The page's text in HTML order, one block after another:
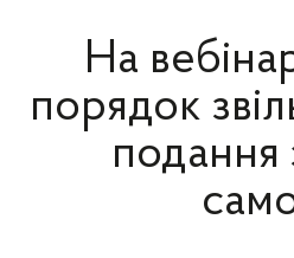
На
порядок
подання